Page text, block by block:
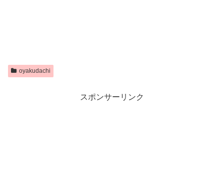
oyakudachi
スポンサーリンク